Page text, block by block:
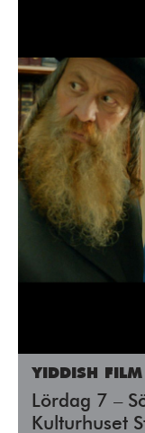
YIDDISH FILM
Lördag 7 –
Kulturhuset